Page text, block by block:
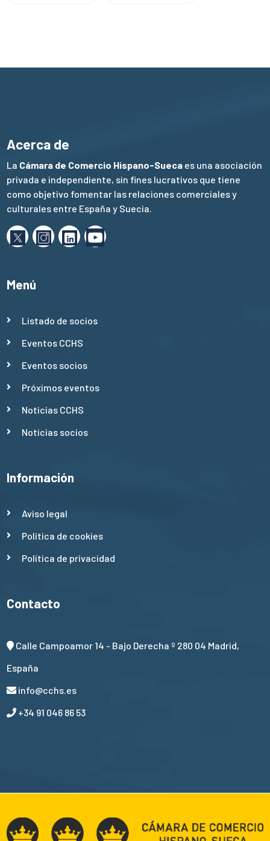
Acerca de
La Cámara de Comercio Hispano-Sueca es una asociación
privada e independiente, sin fines lucrativos que tiene
como objetivo fomentar las relaciones comerciales y
culturales entre España y Suecia.
Menú
Listado de socios
Eventos CCHS
Eventos socios
Próximos eventos
Noticias CCHS
Noticias socios
Información
Aviso legal
Política de cookies
Política de privacidad
Contacto
Calle Campoamor 14 - Bajo Derecha º 280 04 Madrid,
España
info@cchs.es
+34 91 046 86 53